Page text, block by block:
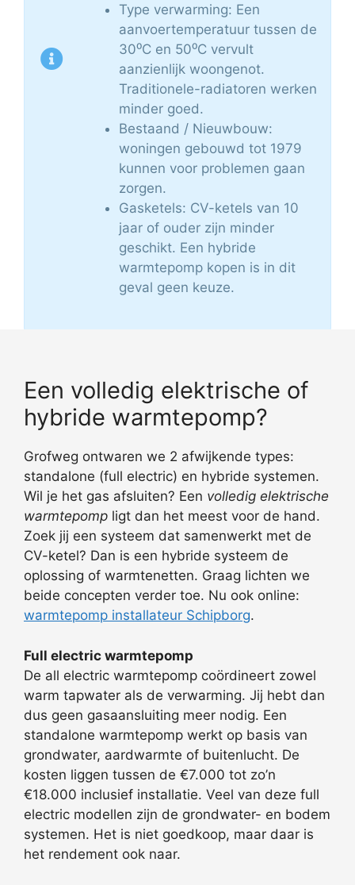
Type verwarming: Een
aanvoertemperatuur tussen de
30⁰C en 50⁰C vervult
aanzienlijk woongenot.
Traditionele-radiatoren werken
minder goed.
Bestaand / Nieuwbouw:
woningen gebouwd tot 1979
kunnen voor problemen gaan
zorgen.
Gasketels: CV-ketels van 10
jaar of ouder zijn minder
geschikt. Een hybride
warmtepomp kopen is in dit
geval geen keuze.
Een volledig elektrische of
hybride warmtepomp?
Grofweg ontwaren we 2 afwijkende types:
standalone (full electric) en hybride systemen.
Wil je het gas afsluiten? Een volledig elektrische
warmtepomp ligt dan het meest voor de hand.
Zoek jij een systeem dat samenwerkt met de
CV-ketel? Dan is een hybride systeem de
oplossing of warmtenetten. Graag lichten we
beide concepten verder toe. Nu ook online:
warmtepomp installateur Schipborg.
Full electric warmtepomp
De all electric warmtepomp coördineert zowel
warm tapwater als de verwarming. Jij hebt dan
dus geen gasaansluiting meer nodig. Een
standalone warmtepomp werkt op basis van
grondwater, aardwarmte of buitenlucht. De
kosten liggen tussen de €7.000 tot zo’n
€18.000 inclusief installatie. Veel van deze full
electric modellen zijn de grondwater- en bodem
systemen. Het is niet goedkoop, maar daar is
het rendement ook naar.